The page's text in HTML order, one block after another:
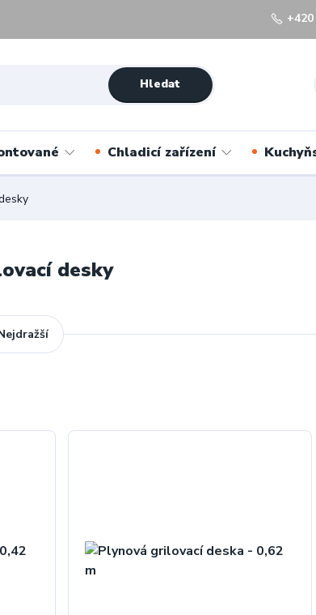
Hledat
Chladicí zařízení
desky